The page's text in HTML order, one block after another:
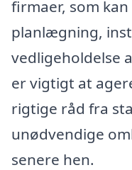
firmaer, som
planlægning,
vedligeholdelse
er vigtigt at
rigtige råd fra
unødvendige
senere hen.